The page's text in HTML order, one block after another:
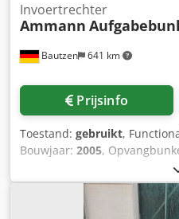
Bautzen 641 km
Invoertrechter
Ammann
Prijsinfo
Toestand: gebruikt,
Bouwjaar: 2005,
Transportband, 12 m, met
Abjzq Szrjhjf